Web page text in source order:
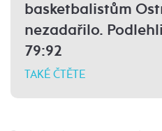
basketbalistům
nezadařilo.
79:92
TAKÉ ČTĚTE